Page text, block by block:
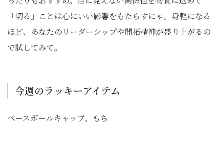
「切る」ことは心にいい影響をもたらすにゃ。身軽になる
ほど、あなたのリーダーシップや開拓精神が盛り上がるの
で試してみて。
今週のラッキーアイテム
ベースボールキャップ、もち